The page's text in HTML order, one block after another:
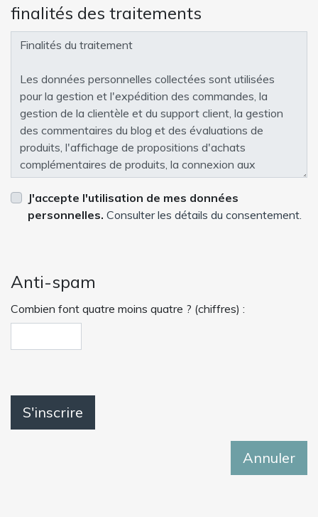
finalités des traitements
J'accepte l'utilisation de mes données
personnelles. Consulter les détails du consentement.
Anti-spam
Combien font quatre moins quatre ? (chiffres) :
Annuler